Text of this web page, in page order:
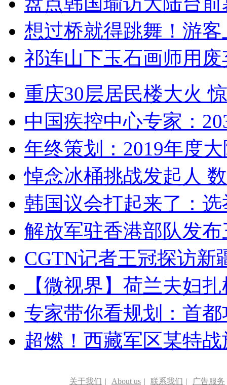
想过桥就得跳舞！游客
祁连山下玉石画师用
重庆30层居民楼大火
中国疾控中心专家：
年终策划：2019年度
悼念冰桶挑战发起人
韩国议会打起来了：
解放军驻香港部队发
CGTN记者王冠探访新
【微视界】荷兰夫妇
专家带你看规划：首
超燃！西藏军区某特
关于我们 | About us | 联系我们 | 广告服务